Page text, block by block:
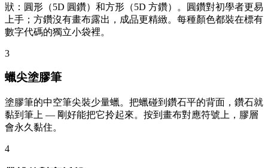
狀：圓形（5D 圓鑽）和方形（5D 方鑽）。圓鑽對初學者更易
上手；方鑽沒有畫布露出，成品更精緻。每種顏色都裝在標有
數字代碼的獨立小袋裡。
3
蠟尖塗膠筆
塗膠筆的中空筆尖裝少量蠟。把蠟碰到鑽石平的背面，鑽石就
黏到筆上 — 剛好能把它拎起來。按到畫布對應符號上，膠層
會永久黏住。
4